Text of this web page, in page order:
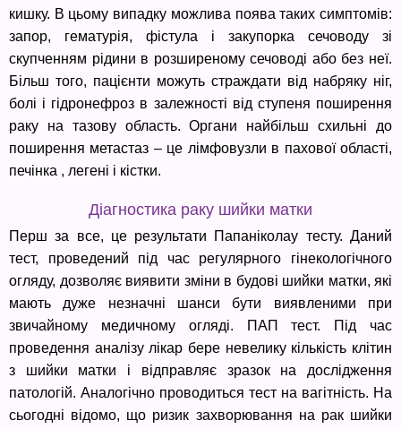
кишку. В цьому випадку можлива поява таких симптомів:
запор, гематурія, фістула і закупорка сечоводу зі
скупченням рідини в розширеному сечоводі або без неї.
Більш того, пацієнти можуть страждати від набряку ніг,
болі і гідронефроз в залежності від ступеня поширення
раку на тазову область. Органи найбільш схильні до
поширення метастаз – це лімфовузли в пахової області,
печінка , легені і кістки.
Діагностика раку шийки матки
Перш за все, це результати Папаніколау тесту. Даний
тест, проведений під час регулярного гінекологічного
огляду, дозволяє виявити зміни в будові шийки матки, які
мають дуже незначні шанси бути виявленими при
звичайному медичному огляді. ПАП тест. Під час
проведення аналізу лікар бере невелику кількість клітин
з шийки матки і відправляє зразок на дослідження
патологій. Аналогічно проводиться тест на вагітність. На
сьогодні відомо, що ризик захворювання на рак шийки